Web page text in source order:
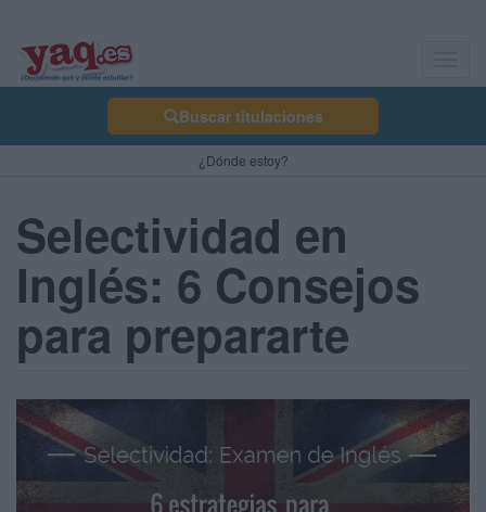
Buscar titulaciones
¿Dónde estoy?
Selectividad en
Inglés: 6 Consejos
para prepararte